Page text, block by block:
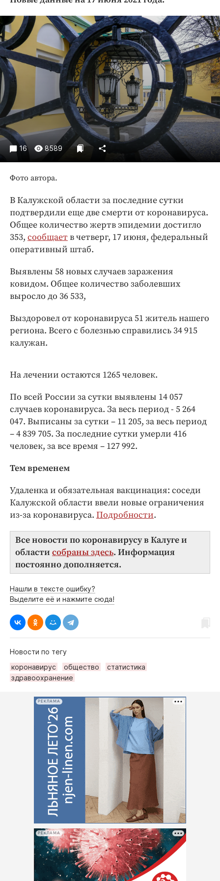
Криминал
Культура
Недвижимость и ЖКХ
Образование
Общество
Погода
Праздники
Происшествия
Экономика и бизнес
ПРОЕКТЫ
Блоги
Медиаперсона
Интересное чтиво
Клиника года
Бренд года
Работодатель года
16 8589
Фото автора.
В Калужской области за последние сутки
подтвердили еще две смерти от коронавируса.
Общее количество жертв эпидемии достигло
353, сообщает в четверг, 17 июня, федеральный
оперативный штаб.
Выявлены 58 новых случаев заражения
ковидом. Общее количество заболевших
выросло до 36 533,
Выздоровел от коронавируса 51 житель нашего
региона. Всего с болезнью справились 34 915
калужан.
На лечении остаются 1265 человек.
По всей России за сутки выявлены 14 057
случаев коронавируса. За весь период - 5 264
047. Выписаны за сутки – 11 205, за весь период
– 4 839 705. За последние сутки умерли 416
человек, за все время – 127 992.
Тем временем
Удаленка и обязательная вакцинация: соседи
Калужской области ввели новые ограничения
из-за коронавируса. Подробности.
Все новости по коронавирусу в Калуге и
области собраны здесь. Информация
постоянно дополняется.
Нашли в тексте ошибку?
Выделите её и нажмите сюда!
Новости по тегу
коронавирус
общество
статистика
здравоохранение
РЕКЛАМА
РЕКЛАМА